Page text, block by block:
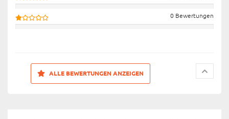
0 Bewertungen
ALLE BEWERTUNGEN ANZEIGEN